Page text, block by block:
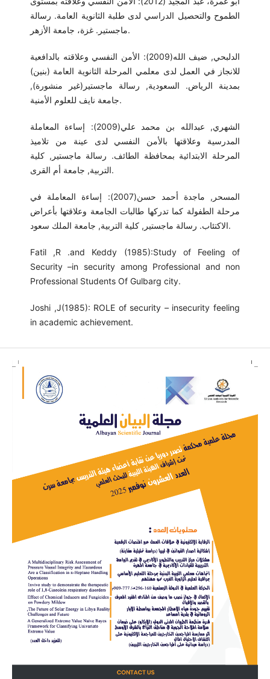
الطموح والتحصيل الدراسي لدى طلبة الثانوية العامة. رسالة
ماجستير. غزة، جامعة الأزهر.
الدلبحي, ضيف الله(2009): الأمن النفسي وعلاقته بالدافعية
للانجاز في العمل لدى معلمي المرحلة الثانوية العامة (بنين)
بمدينة الرياض. السعودية, رسالة ماجستير(غير منشورة),
جامعة نايف للعلوم الأمنية.
الشهري, عبدالله بن محمد علي(2009): إساءة المعاملة
المدرسية وعلاقتها بالأمن النفسي لدى عينة من تلاميذ
المرحلة الابتدائية بمحافظة الطائف. رسالة ماجستير, كلية
التربية, جامعة أم القرى.
المسحر, ماجدة أحمد حسن(2007): إساءة المعاملة في
مرحلة الطفولة كما تدركها طالبات الجامعة وعلاقتها بأعراض
الاكتئاب. رسالة ماجستير, كلية التربية, جامعة الملك سعود.
Fatil ,R .and Keddy (1985):Study of Feeling of
Security –in security among Professional and non
Professional Students Of Gulbarg city.
Joshi ,J(1985): ROLE of security – insecurity feeling
in academic achievement.